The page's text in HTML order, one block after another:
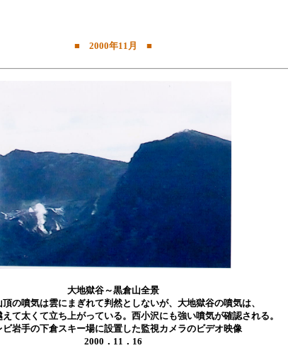
■ 2000年11月 ■
大地獄谷～黒倉山全景
の噴気は雲にまぎれて判然としないが、大地獄谷の噴気は、
て太くて立ち上がっている。西小沢にも強い噴気が確認される。
ビ岩手の下倉スキー場に設置した監視カメラのビデオ映像
2000．11．16